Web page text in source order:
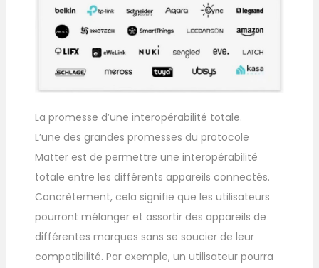
La promesse d’une interopérabilité totale.
L’une des grandes promesses du protocole
Matter est de permettre une interopérabilité
totale entre les différents appareils connectés.
Concrètement, cela signifie que les utilisateurs
pourront mélanger et assortir des appareils de
différentes marques sans se soucier de leur
compatibilité. Par exemple, un utilisateur pourra